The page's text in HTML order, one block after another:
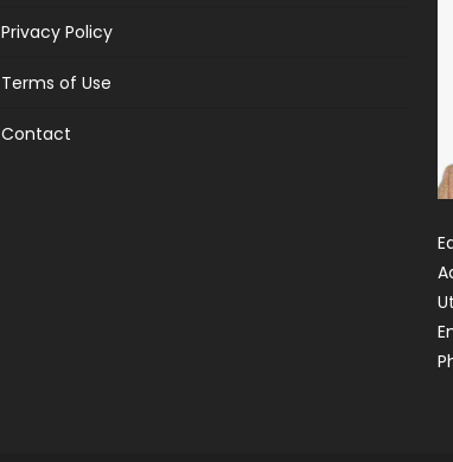
Privacy Policy
Terms of Use
Contact